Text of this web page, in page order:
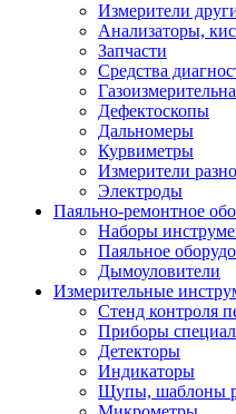
Измерители
Анализаторы,
Запчасти
Средства
Дефектоскопы
Дальномеры
Курвиметры
Измерители
Электроды
Паяльно-ремонтное
Наборы
Паяльное
Дымоуловители
Измерительные
Стенд контроля
Приборы
Детекторы
Индикаторы
Щупы, шаблоны